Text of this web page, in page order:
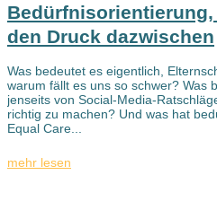
Bedürfnisorientierung,
den Druck dazwischen
Was bedeutet es eigentlich,
warum fällt es uns so schwer? Was
jenseits von Social-Media-
richtig zu machen? Und was hat
Equal Care...
mehr lesen